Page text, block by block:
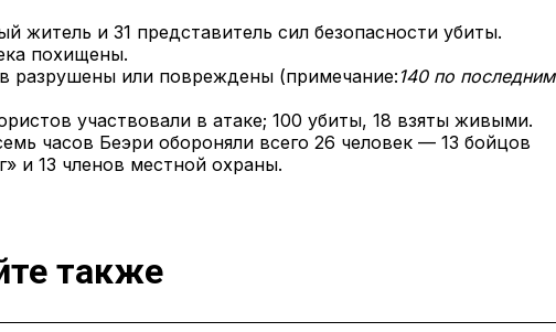
житель и 31 представитель сил безопасности убиты.
похищены.
разрушены или повреждены (примечание: 140 по последним
участвовали в атаке; 100 убиты, 18 взяты живыми.
часов Беэри обороняли всего 26 человек — 13 бойцов
и 13 членов местной охраны.
также